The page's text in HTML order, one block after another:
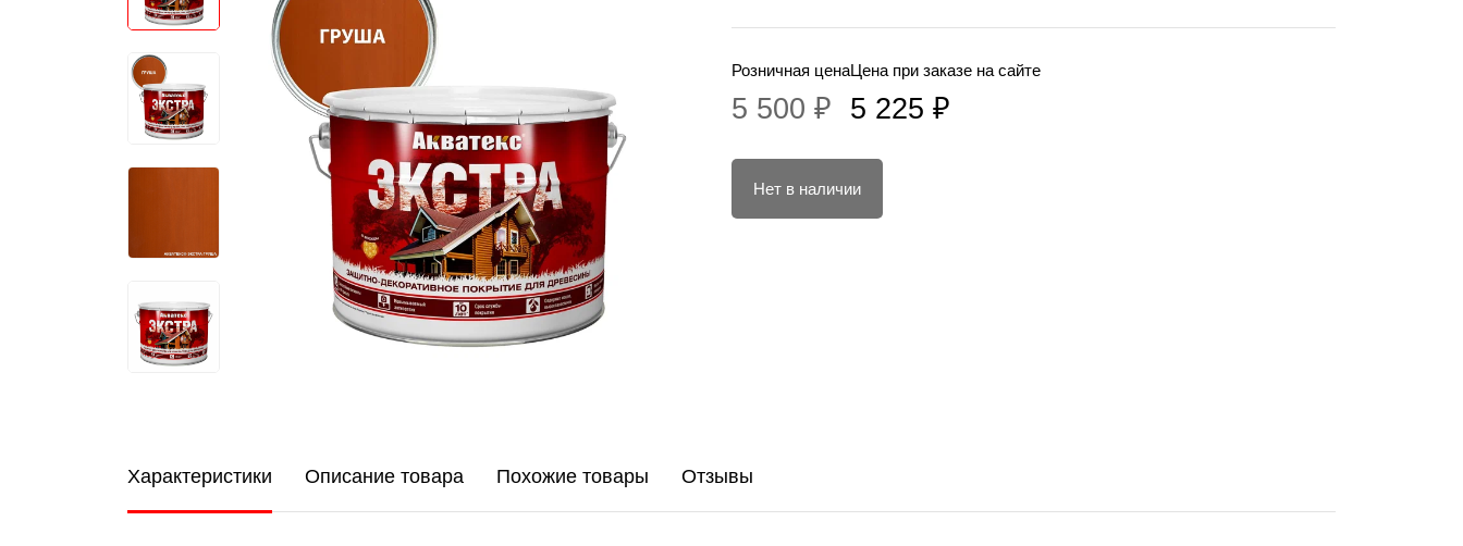
Розничная цена
5 500 ₽
Цена при заказе на сайте
5 225 ₽
Нет в наличии
Характеристики Описание товара Похожие товары Отзывы